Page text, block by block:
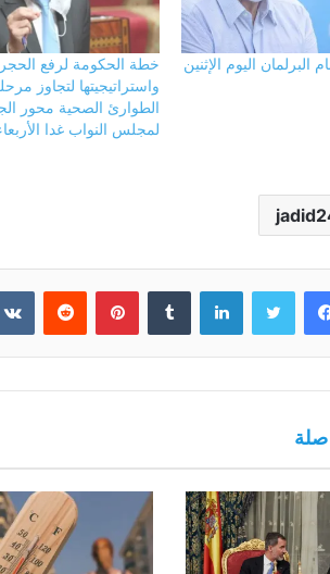
اليوم الإثنين
خطة الحكومة لرفع
واستراتيجيتها لتجاوز
الطوارئ الصحية محور
لمجلس النواب غدا
فيسبوك تويتر لينكدإن بينتيريست
صلة